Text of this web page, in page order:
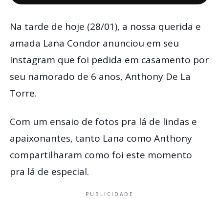
Na tarde de hoje (28/01), a nossa querida e
amada Lana Condor anunciou em seu
Instagram que foi pedida em casamento por
seu namorado de 6 anos, Anthony De La
Torre.
Com um ensaio de fotos pra lá de lindas e
apaixonantes, tanto Lana como Anthony
compartilharam como foi este momento
pra lá de especial.
PUBLICIDADE